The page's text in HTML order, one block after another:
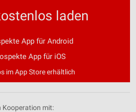
laden
App für Android
App für iOS
im App Store erhältlich
Kooperation mit: